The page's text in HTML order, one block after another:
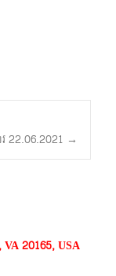
រ 22.06.2021 →
20165, USA